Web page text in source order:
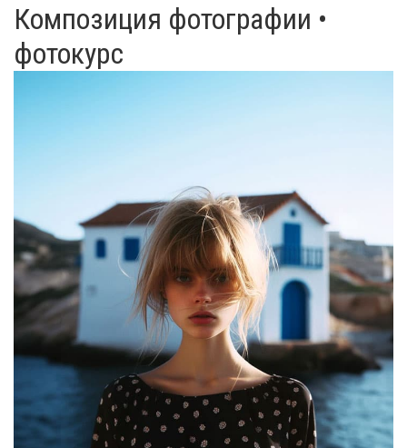
Композиция фотографии •
фотокурс